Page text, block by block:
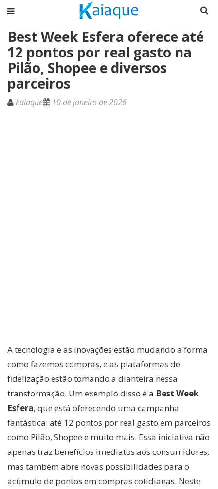
Best Week Esfera oferece até
12 pontos por real gasto na
Pilão, Shopee e diversos
parceiros
kaiaque 10 de janeiro de 2026
A tecnologia e as inovações estão mudando a forma
como fazemos compras, e as plataformas de
fidelização estão tomando a dianteira nessa
transformação. Um exemplo disso é a Best Week
Esfera, que está oferecendo uma campanha
fantástica: até 12 pontos por real gasto em parceiros
como Pilão, Shopee e muito mais. Essa iniciativa não
apenas traz benefícios imediatos aos consumidores,
mas também abre novas possibilidades para o
acúmulo de pontos em compras cotidianas. Neste